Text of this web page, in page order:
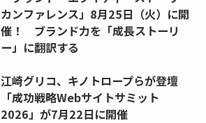
カンファレンス」8月25日（火）に開
催！ ブランド力を「成長ストーリ
ー」に翻訳する
江崎グリコ、キノトロープらが登壇
「成功戦略Webサイトサミット
2026」が7月22日に開催